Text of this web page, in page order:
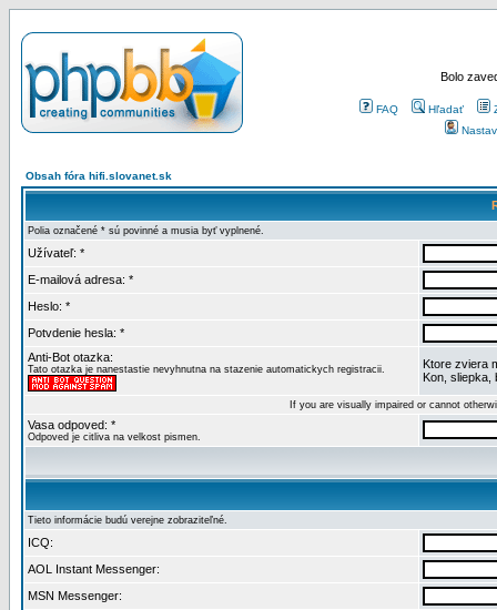
Bolo
FAQ Hľadať
Obsah fóra hifi.slovanet.sk
Polia označené * sú povinné a musia byť vyplnené.
Užívateľ: *
E-mailová adresa: *
Heslo: *
Potvdenie hesla: *
Anti-Bot otazka:
Tato otazka je nanestastie nevyhnutna na stazenie automatickych registracii.
Ktore zviera
Kon, sliepka,
If you are visually impaired or cannot
Vasa odpoved: *
Odpoved je citliva na velkost pismen.
Tieto informácie budú verejne zobraziteľné.
ICQ:
AOL Instant Messenger:
MSN Messenger: